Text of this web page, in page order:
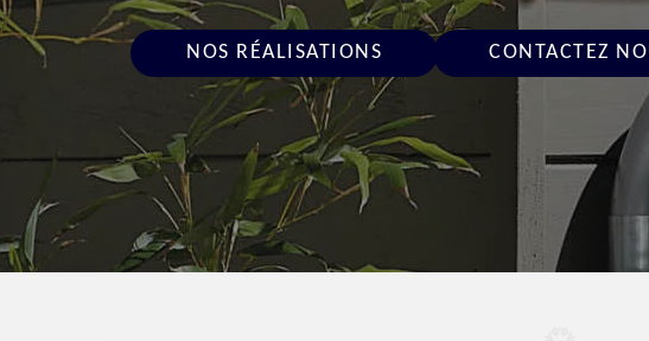
NOS RÉALISATIONS CONTACTEZ